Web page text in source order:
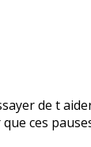
de t
ces